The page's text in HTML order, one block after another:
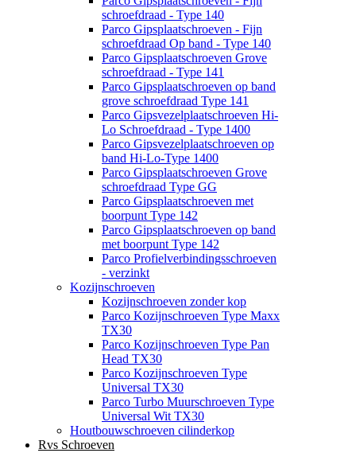
schroefdraad - Type 140
Parco Gipsplaatschroeven - Fijn
schroefdraad Op band - Type 140
Parco Gipsplaatschroeven Grove
schroefdraad - Type 141
Parco Gipsplaatschroeven op band
grove schroefdraad Type 141
Parco Gipsvezelplaatschroeven Hi-
Lo Schroefdraad - Type 1400
Parco Gipsvezelplaatschroeven op
band Hi-Lo-Type 1400
Parco Gipsplaatschroeven Grove
schroefdraad Type GG
Parco Gipsplaatschroeven met
boorpunt Type 142
Parco Gipsplaatschroeven op band
met boorpunt Type 142
Parco Profielverbindingsschroeven
- verzinkt
Kozijnschroeven
Kozijnschroeven zonder kop
Parco Kozijnschroeven Type Maxx
TX30
Parco Kozijnschroeven Type Pan
Head TX30
Parco Kozijnschroeven Type
Universal TX30
Parco Turbo Muurschroeven Type
Universal Wit TX30
Houtbouwschroeven cilinderkop
Rvs Schroeven